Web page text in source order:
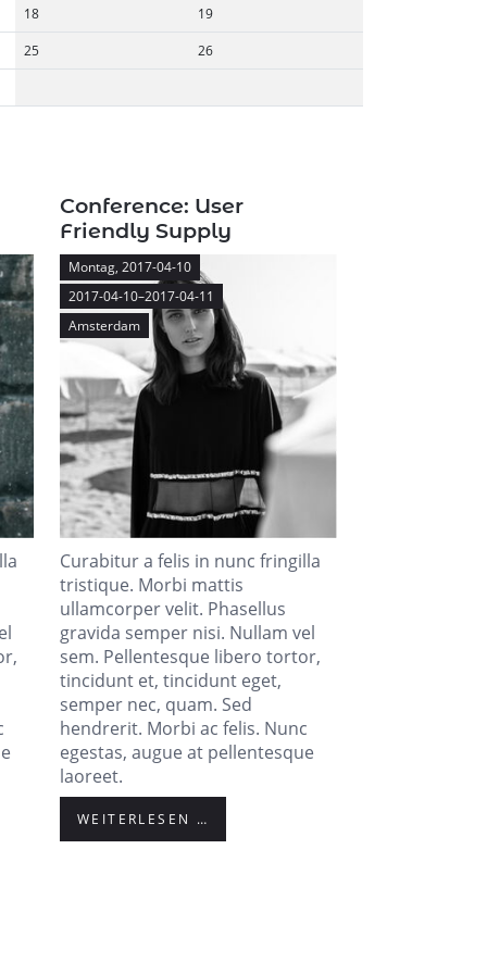
18
19
25
26
Conference: User
Friendly Supply
Montag, 2017-04-10
2017-04-10–2017-04-11
Amsterdam
Curabitur a felis in nunc fringilla
tristique. Morbi mattis
ullamcorper velit. Phasellus
gravida semper nisi. Nullam vel
sem. Pellentesque libero tortor,
tincidunt et, tincidunt eget,
semper nec, quam. Sed
hendrerit. Morbi ac felis. Nunc
egestas, augue at pellentesque
laoreet.
WEITERLESEN …